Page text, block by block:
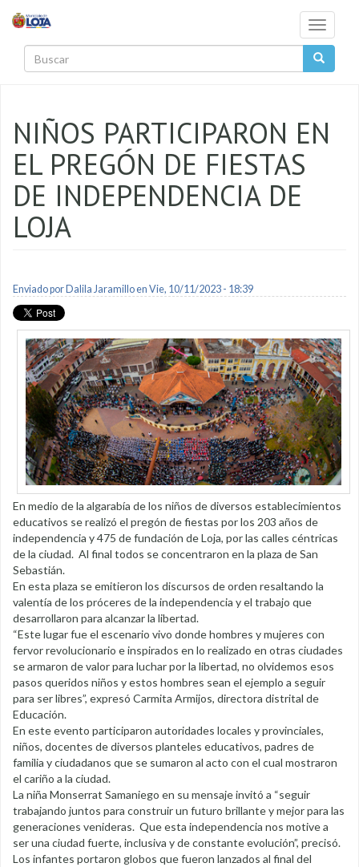
Toggle
NIÑOS PARTICIPARON EN
EL PREGÓN DE FIESTAS
DE INDEPENDENCIA DE
LOJA
Enviado por Dalila Jaramilloen Vie, 10/11/2023 - 18:39
En medio de la algarabía de los niños de diversos establecimientos
educativos se realizó el pregón de fiestas por los 203 años de
independencia y 475 de fundación de Loja, por las calles céntricas
de la ciudad. Al final todos se concentraron en la plaza de San
Sebastián.
En esta plaza se emitieron los discursos de orden resaltando la
valentía de los próceres de la independencia y el trabajo que
desarrollaron para alcanzar la libertad.
“Este lugar fue el escenario vivo donde hombres y mujeres con
fervor revolucionario e inspirados en lo realizado en otras ciudades
se armaron de valor para luchar por la libertad, no olvidemos esos
pasos queridos niños y estos hombres sean el ejemplo a seguir
para ser libres”, expresó Carmita Armijos, directora distrital de
Educación.
En este evento participaron autoridades locales y provinciales,
niños, docentes de diversos planteles educativos, padres de
familia y ciudadanos que se sumaron al acto con el cual mostraron
el cariño a la ciudad.
La niña Monserrat Samaniego en su mensaje invitó a “seguir
trabajando juntos para construir un futuro brillante y mejor para las
generaciones venideras. Que esta independencia nos motive a
ser una ciudad fuerte, inclusiva y de constante evolución”, precisó.
Los infantes portaron globos que fueron lanzados al final del